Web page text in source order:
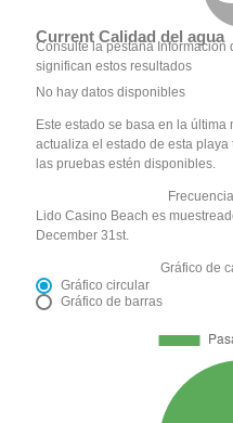
Current Calidad del agua
Consulte la pestaña Información
significan estos resultados
No hay datos disponibles
Este estado se basa en la última
actualiza el estado de esta
las pruebas estén disponibles.
Lido Casino Beach es
December 31st.
Gráfico de
Gráfico circular
Gráfico de barras